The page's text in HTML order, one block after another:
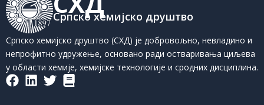
Српско хемијско друштво
Српско хемијско друштво (СХД) је добровољно, невладино и
непрофитно удружење, основано ради остваривања циљева
у области хемије, хемијске технологије и сродних дисциплина.